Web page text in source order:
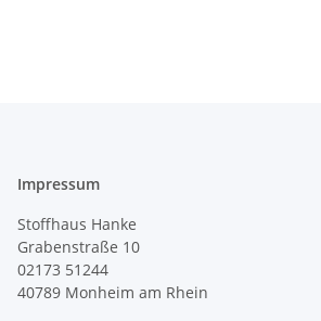
Impressum
Stoffhaus Hanke
Grabenstraße 10
02173 51244
40789 Monheim am Rhein